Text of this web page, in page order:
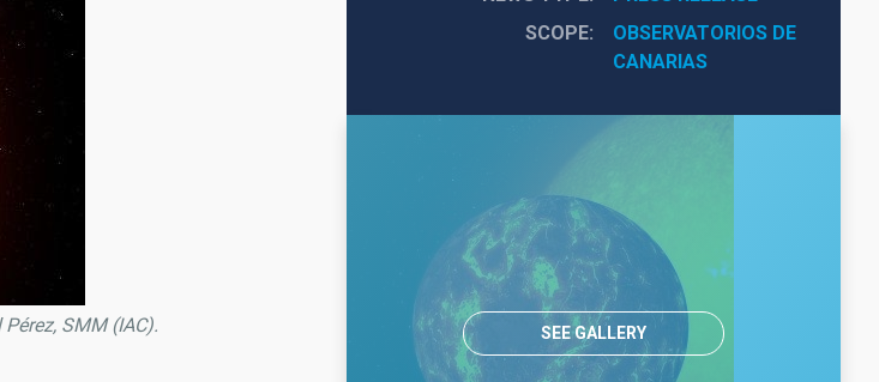
SMM (IAC).
SCOPE
OBSERVATORIOS DE
CANARIAS
SEE GALLERY